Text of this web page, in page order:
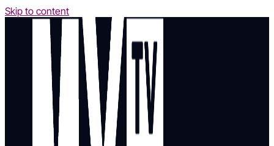
Skip to content